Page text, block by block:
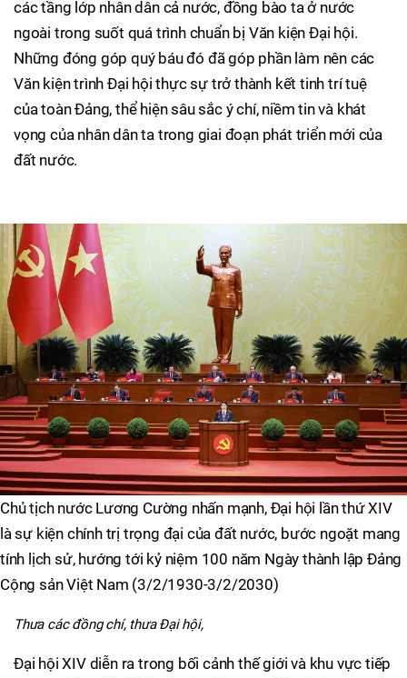
các tầng lớp nhân dân cả nước, đồng bào ta ở nước
ngoài trong suốt quá trình chuẩn bị Văn kiện Đại hội.
Những đóng góp quý báu đó đã góp phần làm nên các
Văn kiện trình Đại hội thực sự trở thành kết tinh trí tuệ
của toàn Đảng, thể hiện sâu sắc ý chí, niềm tin và khát
vọng của nhân dân ta trong giai đoạn phát triển mới của
đất nước.
Chủ tịch nước Lương Cường nhấn mạnh, Đại hội lần thứ XIV
là sự kiện chính trị trọng đại của đất nước, bước ngoặt mang
tính lịch sử, hướng tới kỷ niệm 100 năm Ngày thành lập Đảng
Cộng sản Việt Nam (3/2/1930-3/2/2030)
Thưa các đồng chí, thưa Đại hội,
Đại hội XIV diễn ra trong bối cảnh thế giới và khu vực tiếp